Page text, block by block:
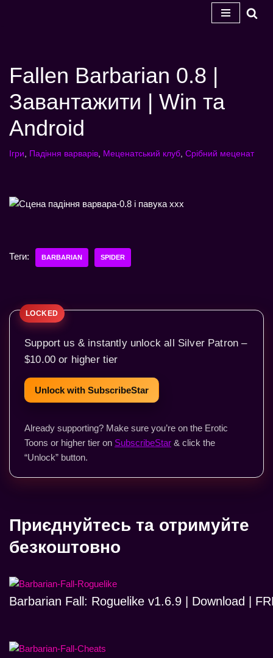
Fallen Barbarian 0.8 |
Завантажити | Win та
Android
Ігри, Падіння варварів, Меценатський клуб, Срібний меценат
Теги: BARBARIAN SPIDER
Support us & instantly unlock all Silver Patron –
$10.00 or higher tier
Unlock with SubscribeStar
Already supporting? Make sure you’re on the Erotic
Toons or higher tier on SubscribeStar & click the
“Unlock” button.
Приєднуйтесь та отримуйте
безкоштовно
Barbarian Fall: Roguelike v1.6.9 | Download |